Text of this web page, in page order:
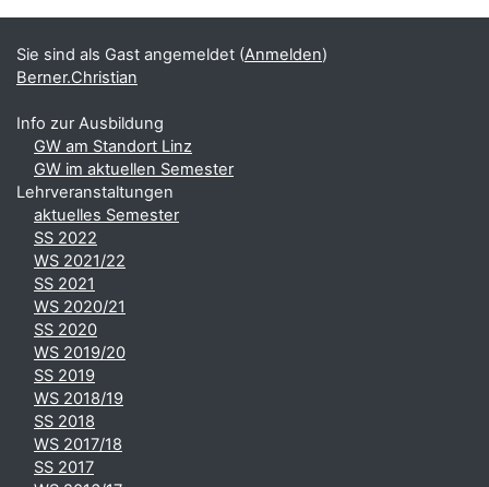
Ergänzungsblöcke
Sie sind als Gast angemeldet (Anmelden)
Berner.Christian
Info zur Ausbildung
GW am Standort Linz
GW im aktuellen Semester
Lehrveranstaltungen
aktuelles Semester
SS 2022
WS 2021/22
SS 2021
WS 2020/21
SS 2020
WS 2019/20
SS 2019
WS 2018/19
SS 2018
WS 2017/18
SS 2017